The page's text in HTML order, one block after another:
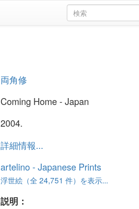
両角修
Coming Home - Japan
2004.
詳細情報...
artelino - Japanese Prints
浮世絵（全 24,751 件）を表示...
説明：